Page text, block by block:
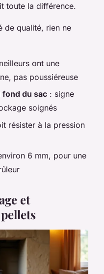
toute la différence.
de qualité, rien ne
ont une
pas poussiéreuse
fond du sac : signe
soignés
résister à la pression
6 mm, pour une
et